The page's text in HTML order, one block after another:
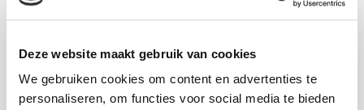
Deze website maakt gebruik van cookies
We gebruiken cookies om content en advertenties te
personaliseren, om functies voor social media te bieden
€
incl. BTW incl. BTW